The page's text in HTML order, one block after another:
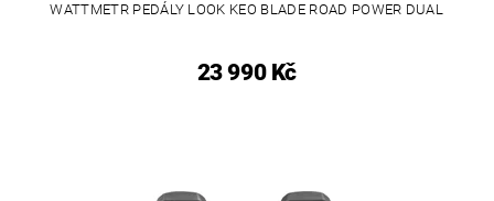
WATTMETR PEDÁLY LOOK KEO BLADE ROAD POWER DUAL
23 990 Kč